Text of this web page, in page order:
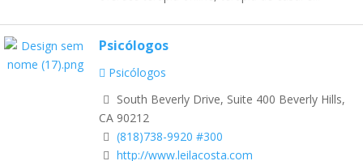
Psicólogos
Psicólogos
South Beverly Drive, Suite 400 Beverly Hills,
CA 90212
(818)738-9920 #300
http://www.leilacosta.com